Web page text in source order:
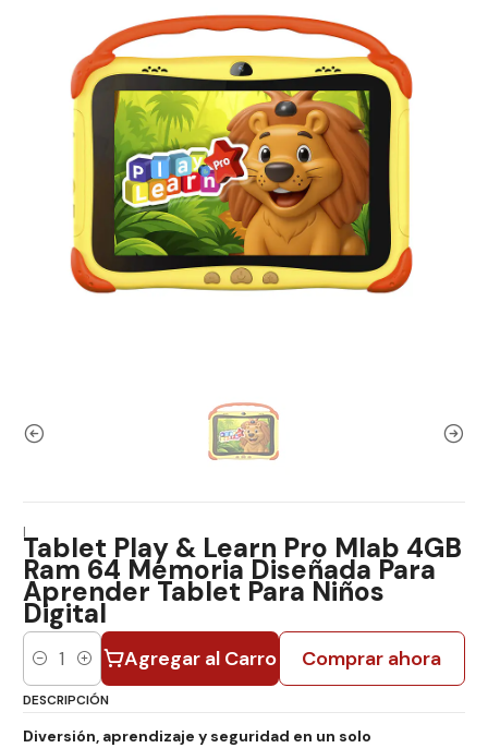
|Tablet Play & Learn Pro Mlab 4GB
Ram 64 Memoria Diseñada Para
Aprender Tablet Para Niños
Digital
Cantidad Agregar al Carro Comprar ahora
DESCRIPCIÓN
Diversión, aprendizaje y seguridad en un solo